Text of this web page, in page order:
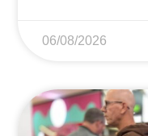
06/08/2026